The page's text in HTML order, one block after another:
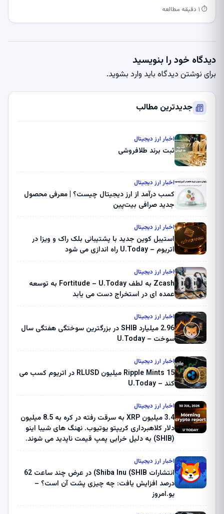
⏱ ۱ دقیقه مطالعه
دیدگاه خود را بنویسید
برای نوشتن دیدگاه باید وارد بشوید.
جدیدترین مطالب
اخبار ارز دیجیتال
ثبت برند طلافروشی
اخبار ارز دیجیتال
کسب درآمد از ارز دیجیتال چیست؟ | معرفی محصول
جدید صرافی بیت‌پین
اخبار ارز دیجیتال
استیبل کوین جدید با پشتیبانی بلک راک و ویزا در
اتریوم – U.Today راه اندازی می شود
اخبار ارز دیجیتال
Zcash به لطف Fortitude – U.Today به توسعه
عمده ای در استخراج دست می یابد
اخبار ارز دیجیتال
2.96 میلیارد SHIB در بزرگترین سوختگی هفتگی سال
سوخت – U.Today
اخبار ارز دیجیتال
Ripple Mints 15 میلیون RLUSD در اتریوم کسب می
کند – U.Today
اخبار ارز دیجیتال
3.4 میلیون XRP به سرقت رفته در کره به 8.5 میلیون
دلار کلاهبرداری کریپتو یوتیوب. نهنگ های شیبا اینو
(SHIB) به دلیل خرابی پمپ قیمت ناپدید می شوند.
ثبت کرد – گزارش کریپتو صبح – U.Today
اخبار ارز دیجیتال
انتشارات Shiba Inu (SHIB) در عرض چند ساعت 62
درصد افزایش یافت: چه چیزی پشت آن است؟ –
یو.امروز